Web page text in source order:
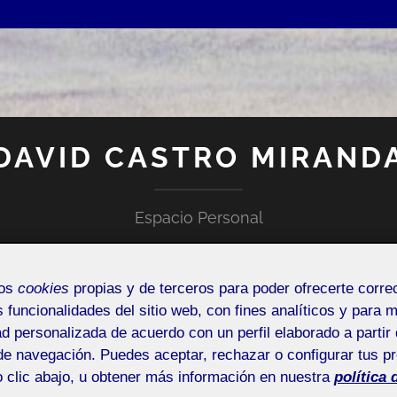
CASTRO
Espacio Personal
DE INCIDENCIAS O SUGERENCIAS
cookies propias y de terceros para poder ofrecerte
funcionalidades del sitio web, con fines analíticos y para
personalizada de acuerdo con un perfil elaborado a partir
navegación. Puedes aceptar, rechazar o configurar tus
clic abajo, u obtener más información en nuestra política